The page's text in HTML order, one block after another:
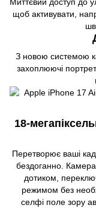
Миттєвий доступ до
щоб активувати,
З новою системою
захоплюючі
18-
Перетворює ваші
бездоганно.
дотиком,
режимом без
селфі поле зору